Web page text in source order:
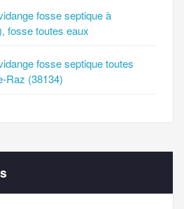
fosse septique à
fosse toutes eaux
fosse septique toutes
Raz (38134)